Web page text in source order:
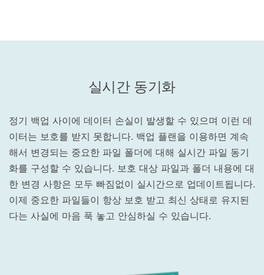
실시간 동기화
정기 백업 사이에 데이터 손실이 발생할 수 있으며 이런 데
이터는 보호를 받지 못합니다. 백업 플랜을 이용하면 계속
해서 변경되는 중요한 파일 폴더에 대해 실시간 파일 동기
화를 구성할 수 있습니다. 보호 대상 파일과 폴더 내용에 대
한 변경 사항은 모두 빠짐없이 실시간으로 업데이트됩니다.
이제 중요한 파일들이 항상 보호 받고 최신 상태로 유지된
다는 사실에 마음 푹 놓고 안심하실 수 있습니다.